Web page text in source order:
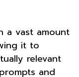
a vast amount
it to
relevant
and